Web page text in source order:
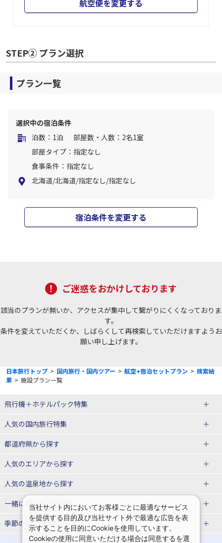
航空便を変更する
STEP② プラン選択
プラン一覧
選択中の宿泊条件
泊数：1泊
部屋数・人数：2名1室
部屋タイプ：指定なし
食事条件：指定なし
北海道/北海道/指定なし/指定なし
宿泊条件を変更する
ご迷惑をおかけしております
該当のプランが無いか、アクセスが集中して繋がりにくくなっておりま
す。
条件を変えていただくか、しばらくして再検索していただけますようお
願い申し上げます。
日本旅行トップ > 国内旅行・国内ツアー > 航空+宿泊セットプラン > 検索結
果 > 施設プラン一覧
飛行機＋ホテルパック特集
赤い風船ダイナミックパッケージ
ＪＡＬで行く飛行機+ホテルパック
人気の国内旅行特集
東京ディズニーリゾート®への旅
ユニバーサル・スタジオ・ジャパ
都道府県から探す
北海道旅行・ツアー
東北
青森旅行・ツアー
岩手旅行・ツアー
宮城旅行・ツアー
秋田旅行・ツアー
人気のエリアから探す
函館旅行 札幌旅行
仙台旅行
人気の温泉地から探す
北海道
湯の川温泉(北海道)
定山渓温泉(北海道)
十勝川温泉(北海道)
阿寒湖温泉(北海道)
一緒に行く人から探す
一人旅 国内版
家族・子連れ旅行 国内版
季節の国内旅行特集
当社サイト内においてお客様ごとに最適なサービス
を提供する目的及び当社サイト外で最適な広告を表
示することを目的にCookieを使用しています。
Cookieの使用に同意いただける場合は同意するを選